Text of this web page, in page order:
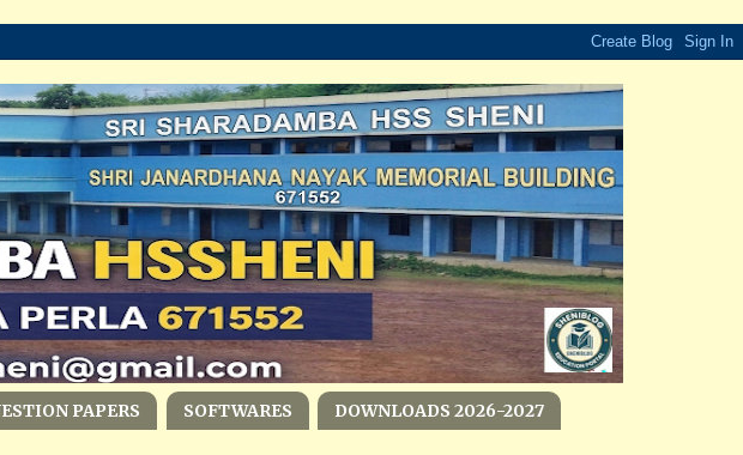
PAPERS SOFTWARES DOWNLOADS 2026-2027